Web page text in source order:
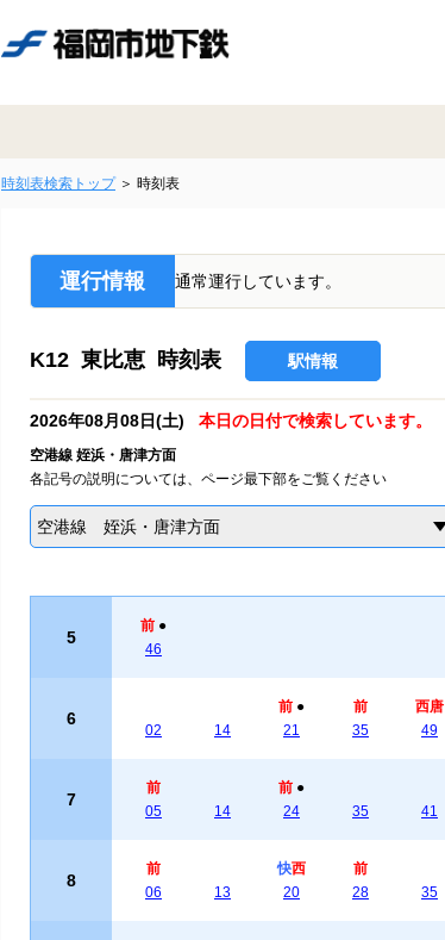
時刻表検索トップ 時刻表
運行情報 通常運行しています。
K12 東比恵 時刻表 駅情報
2026年08月08日(土) 本日の日付で検索しています。
空港線 姪浜・唐津方面
各記号の説明については、ページ最下部をご覧ください
空港線 姪浜・唐津方面
5
前 ●
46
6
02 14
前 ●
21
前
35
西唐
49
7
前
05
14
前 ●
24
35 41
8
前
06
13
快西
20
前
28
35